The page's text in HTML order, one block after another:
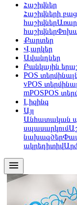
Հաշիվներ
Հաշիվների
հաշիվներ
հաշիվներ
Քարտեր
Վարկեր
Ավանդներ
Բանկային
POS
vPOS տերմինալ
mPOSPOS
Լիզինգ
Այլ
Անհատական
սպասարկում
նախագծեր
ակրեդիտիվ